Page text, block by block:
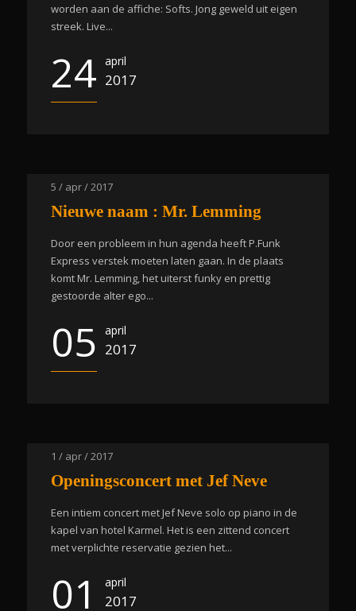
worden aan de affiche: Softs. Jong geweld uit eigen
streek. Live...
24 april
2017
5 / apr / 2017
Nieuwe naam : Mr. Lemming
Door een probleem in hun agenda heeft P.Funk
Express verstek moeten laten gaan. In de plaats
komt Mr. Lemming, het uiterst funky en prettig
gestoorde alter ego...
05 april
2017
1 / apr / 2017
Openingsconcert met Jef Neve
Een intiem concert met Jef Neve solo op piano in de
kapel van hotel Karmel. Het is een zittend concert
met verplichte reservatie gezien het...
01 april
2017